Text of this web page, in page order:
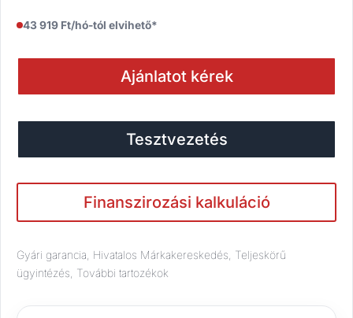
43 919 Ft/hó-tól elvihető*
Ajánlatot kérek
Tesztvezetés
Finanszirozási kalkuláció
Gyári garancia, Hivatalos Márkakereskedés, Teljeskörű
ügyintézés, További tartozékok